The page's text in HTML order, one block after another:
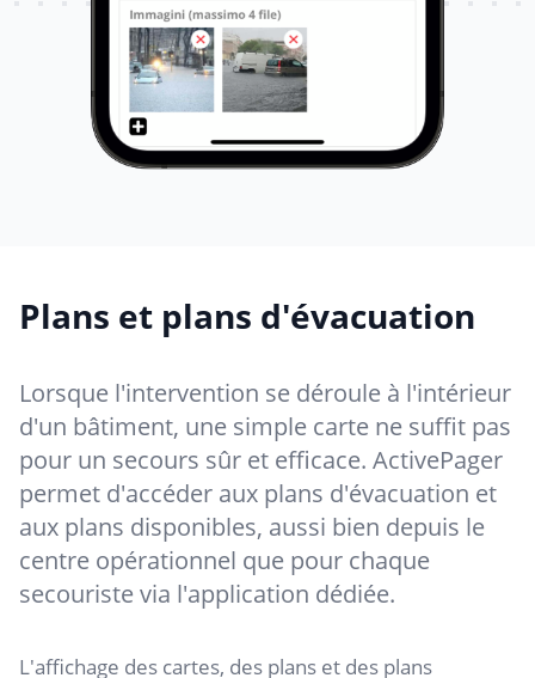
Plans et plans d'évacuation
Lorsque l'intervention se déroule à l'intérieur
d'un bâtiment, une simple carte ne suffit pas
pour un secours sûr et efficace. ActivePager
permet d'accéder aux plans d'évacuation et
aux plans disponibles, aussi bien depuis le
centre opérationnel que pour chaque
secouriste via l'application dédiée.
L'affichage des cartes, des plans et des plans